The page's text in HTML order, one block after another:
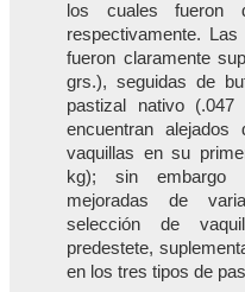
los cuales
respectivamente.
fueron claramente
grs.), seguidas de
pastizal nativo
encuentran
vaquillas en su
kg); sin embargo
mejoradas de
selección de
predestete,
en los tres tipos de